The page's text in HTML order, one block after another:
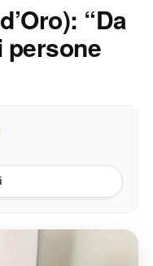
“Da
persone